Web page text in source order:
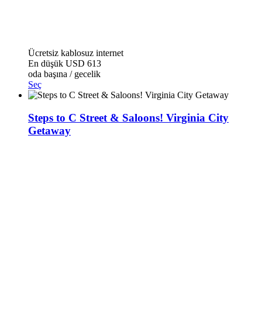
Ücretsiz kablosuz internet
En düşük USD 613
oda başına / gecelik
Seç
Steps to C Street & Saloons! Virginia City
Getaway